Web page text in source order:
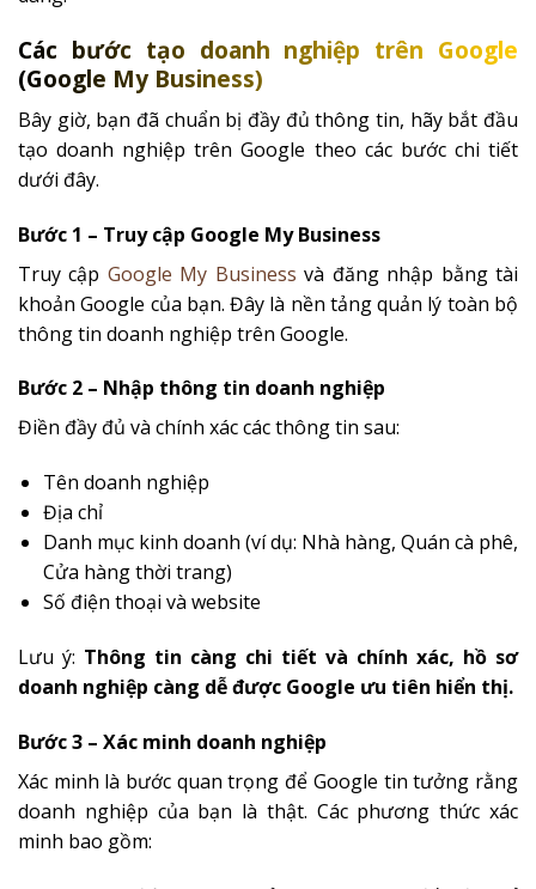
Các bước tạo doanh nghiệp trên Google
(Google My Business)
Bây giờ, bạn đã chuẩn bị đầy đủ thông tin, hãy bắt đầu
tạo doanh nghiệp trên Google theo các bước chi tiết
dưới đây.
Bước 1 – Truy cập Google My Business
Truy cập Google My Business và đăng nhập bằng tài
khoản Google của bạn. Đây là nền tảng quản lý toàn bộ
thông tin doanh nghiệp trên Google.
Bước 2 – Nhập thông tin doanh nghiệp
Điền đầy đủ và chính xác các thông tin sau:
Tên doanh nghiệp
Địa chỉ
Danh mục kinh doanh (ví dụ: Nhà hàng, Quán cà phê,
Cửa hàng thời trang)
Số điện thoại và website
Lưu ý: Thông tin càng chi tiết và chính xác, hồ sơ
doanh nghiệp càng dễ được Google ưu tiên hiển thị.
Bước 3 – Xác minh doanh nghiệp
Xác minh là bước quan trọng để Google tin tưởng rằng
doanh nghiệp của bạn là thật. Các phương thức xác
minh bao gồm: